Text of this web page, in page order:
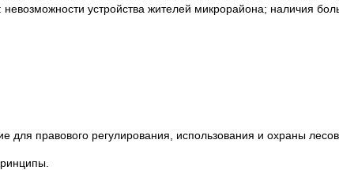
устройства жителей микрорайона; наличия
для правового регулирования, использования и охраны лесов.